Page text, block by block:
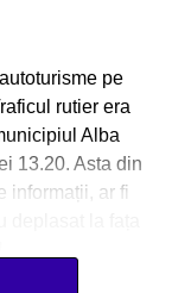
pe
rutier era
Alba
13.20. Asta din
informații, ar fi